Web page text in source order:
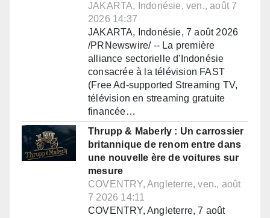
JAKARTA, Indonésie, ven., août 7
2026 14:37
JAKARTA, Indonésie, 7 août 2026
/PRNewswire/ -- La première
alliance sectorielle d'Indonésie
consacrée à la télévision FAST
(Free Ad-supported Streaming TV,
télévision en streaming gratuite
financée…
Thrupp & Maberly : Un carrossier
britannique de renom entre dans
une nouvelle ère de voitures sur
mesure
COVENTRY, Angleterre, ven., août
7 2026 14:11
COVENTRY, Angleterre, 7 août